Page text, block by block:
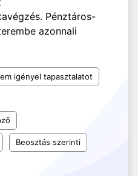
Pénztáros-
azonnali
igényel tapasztalatot
Beosztás szerinti